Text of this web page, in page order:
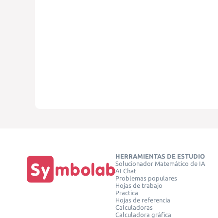
HERRAMIENTAS DE ESTUDIO
Solucionador Matemático de IA
AI Chat
Problemas populares
Hojas de trabajo
Practica
Hojas de referencia
Calculadoras
Calculadora gráfica